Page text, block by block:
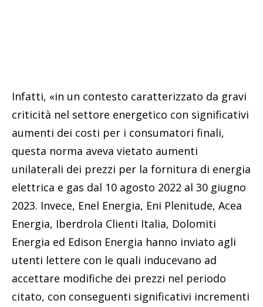
Infatti, «in un contesto caratterizzato da gravi
criticità nel settore energetico con significativi
aumenti dei costi per i consumatori finali,
questa norma aveva vietato aumenti
unilaterali dei prezzi per la fornitura di energia
elettrica e gas dal 10 agosto 2022 al 30 giugno
2023. Invece, Enel Energia, Eni Plenitude, Acea
Energia, Iberdrola Clienti Italia, Dolomiti
Energia ed Edison Energia hanno inviato agli
utenti lettere con le quali inducevano ad
accettare modifiche dei prezzi nel periodo
citato, con conseguenti significativi incrementi